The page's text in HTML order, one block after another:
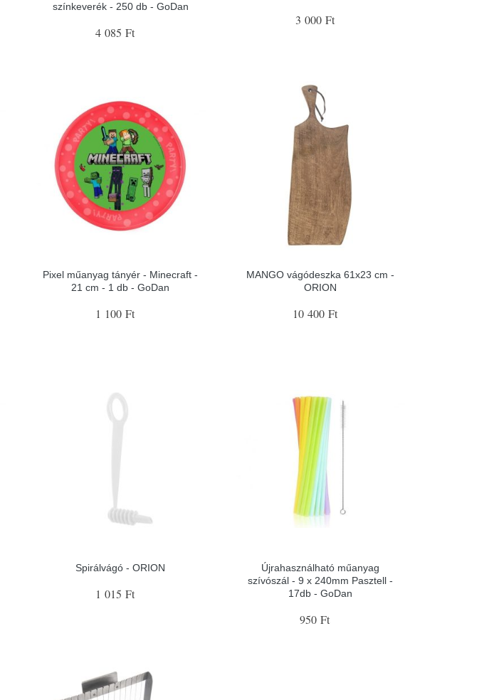
színkeverék - 250 db - GoDan
4 085 Ft
3 000 Ft
Pixel műanyag tányér - Minecraft -
21 cm - 1 db - GoDan
1 100 Ft
MANGO vágódeszka 61x23 cm -
ORION
10 400 Ft
Spirálvágó - ORION
1 015 Ft
Újrahasználható műanyag
szívószál - 9 x 240mm Pasztell -
17db - GoDan
950 Ft